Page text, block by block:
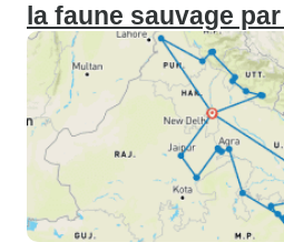
la faune sauvage